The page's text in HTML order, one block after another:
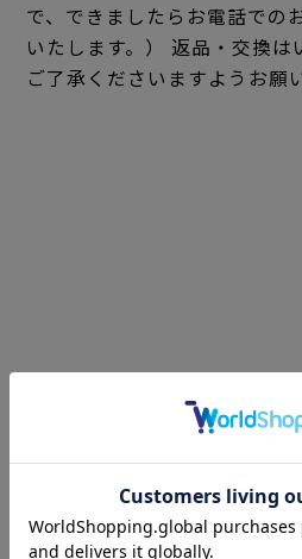
で、できましたらお電話での
いたします。） 返品・交換は
ご了承くださいますようお願